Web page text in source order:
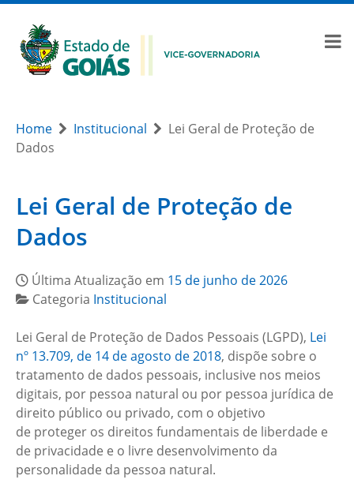
Home Institucional
Lei Geral de Proteção de
Dados
Lei Geral de Proteção de
Dados
Última Atualização em 15 de junho de 2026
Categoria Institucional
Lei Geral de Proteção de Dados Pessoais (LGPD), Lei
nº 13.709, de 14 de agosto de 2018, dispõe sobre o
tratamento de dados pessoais, inclusive nos meios
digitais, por pessoa natural ou por pessoa jurídica de
direito público ou privado, com o objetivo
de proteger os direitos fundamentais de liberdade e
de privacidade e o livre desenvolvimento da
personalidade da pessoa natural.